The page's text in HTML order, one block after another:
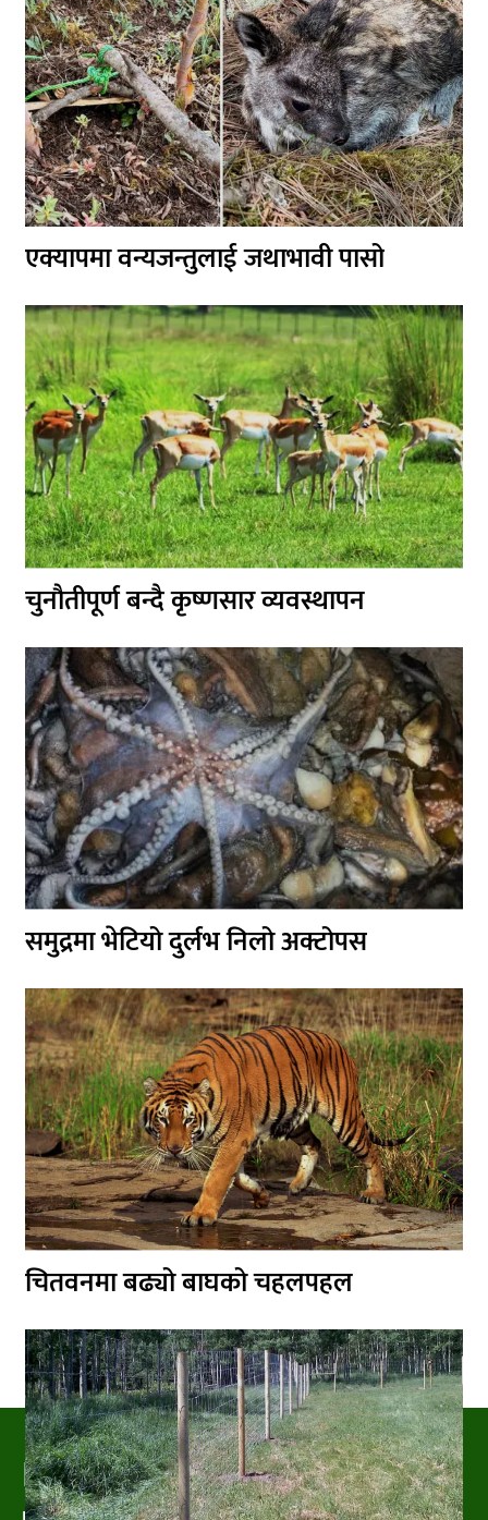
एक्यापमा वन्यजन्तुलाई जथाभावी पासो
चुनौतीपूर्ण बन्दै कृष्णसार व्यवस्थापन
समुद्रमा भेटियो दुर्लभ निलो अक्टोपस
चितवनमा बढ्यो बाघको चहलपहल
PRAKRITIPRESS